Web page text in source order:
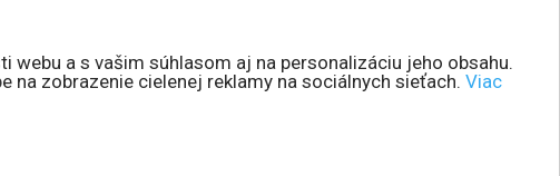
webu a s vašim súhlasom aj na personalizáciu jeho obsahu.
na zobrazenie cielenej reklamy na sociálnych sieťach. Viac
Návod na starostlivosť o peňaženky
Návod na starostlivosť o kabelky